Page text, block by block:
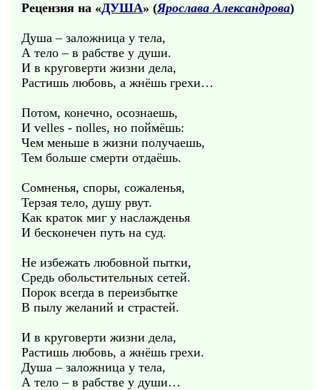
Рецензия на «ДУША» (Ярослава Александрова)
Душа – заложница у тела,
А тело – в рабстве у души.
И в круговерти жизни дела,
Растишь любовь, а жнёшь грехи…
Потом, конечно, осознаешь,
И velles - nolles, но поймёшь:
Чем меньше в жизни получаешь,
Тем больше смерти отдаёшь.
Сомненья, споры, сожаленья,
Терзая тело, душу рвут.
Как краток миг у наслажденья
И бесконечен путь на суд.
Не избежать любовной пытки,
Средь обольстительных сетей.
Порок всегда в переизбытке
В пылу желаний и страстей.
И в круговерти жизни дела,
Растишь любовь, а жнёшь грехи.
Душа – заложница у тела,
А тело – в рабстве у души…